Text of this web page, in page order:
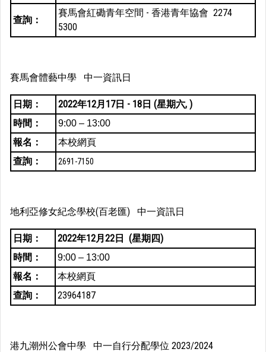
查詢：
賽馬會紅磡青年空間 - 香港青年協會 2274
5300
賽馬會體藝中學 中一資訊日
日期： 2022年12月17日 - 18日 (星期六, )
時間：
9:00 – 13:00
報名：
本校網頁
查詢：
2691-7150
地利亞修女紀念學校(百老匯) 中一資訊日
日期： 2022年12月22日 (星期四)
時間：
9:00 – 13:00
報名：
本校網頁
查詢：
23964187
港九潮州公會中學 中一自行分配學位 2023/2024